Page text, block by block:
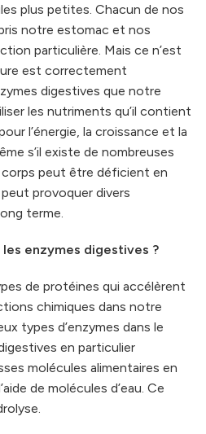
plus petites. Chacun de nos
notre estomac et nos
particulière. Mais ce n’est
est correctement
digestives que notre
les nutriments qu’il contient
l’énergie, la croissance et la
s’il existe de nombreuses
corps peut être déficient en
provoquer divers
terme.
enzymes digestives ?
de protéines qui accélèrent
chimiques dans notre
types d’enzymes dans le
en particulier
molécules alimentaires en
de molécules d’eau. Ce